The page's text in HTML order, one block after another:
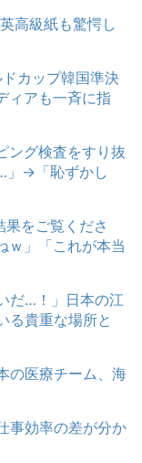
高級紙も驚愕し
カップ韓国準決
ィアも一斉に指
ング検査をすり抜
」→「恥ずかし
果をご覧くださ
ｗ」「これが本当
だ…！」日本の江
る貴重な場所と
の医療チーム、海
事効率の差が分か